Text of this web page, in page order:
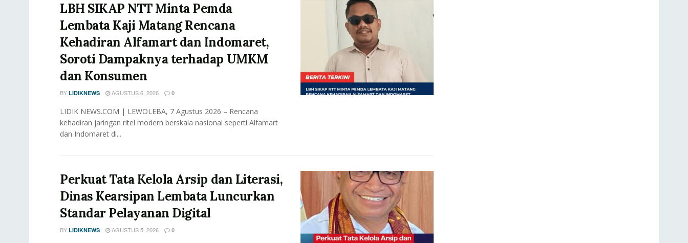
LBH SIKAP NTT Minta Pemda
Lembata Kaji Matang Rencana
Kehadiran Alfamart dan Indomaret,
Soroti Dampaknya terhadap UMKM
dan Konsumen
BY LIDIKNEWS AGUSTUS 6, 2026 0
LIDIK NEWS.COM | LEWOLEBA, 7 Agustus 2026 – Rencana
kehadiran jaringan ritel modern berskala nasional seperti Alfamart
dan Indomaret di...
Perkuat Tata Kelola Arsip dan Literasi,
Dinas Kearsipan Lembata Luncurkan
Standar Pelayanan Digital
BY LIDIKNEWS AGUSTUS 5, 2026 0